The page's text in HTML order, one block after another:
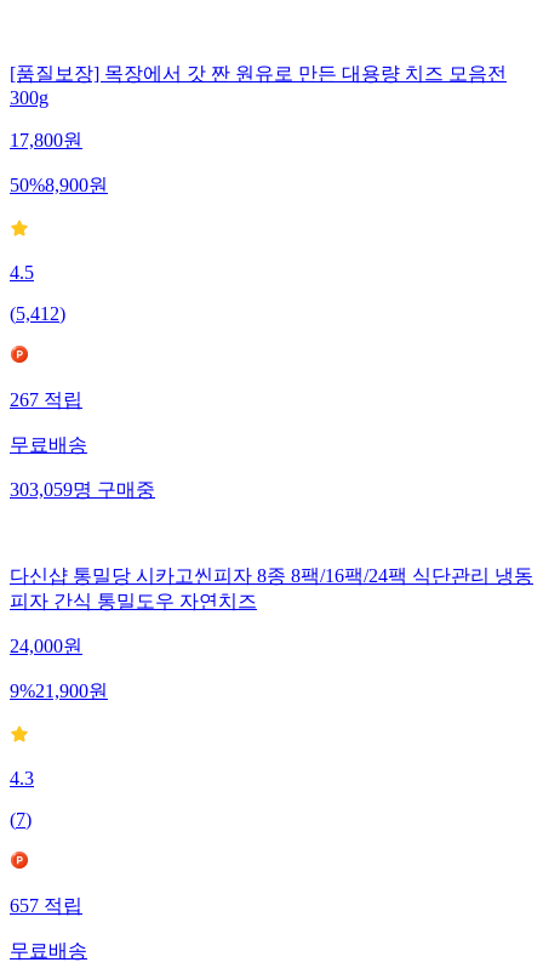
[품질보장] 목장에서 갓 짠 원유로 만든 대용량 치즈 모음전
300g
17,800원
50%8,900원
4.5
(5,412)
267 적립
무료배송
303,059명 구매중
다신샵 통밀당 시카고씬피자 8종 8팩/16팩/24팩 식단관리 냉동
피자 간식 통밀도우 자연치즈
24,000원
9%21,900원
4.3
(7)
657적립
무료배송